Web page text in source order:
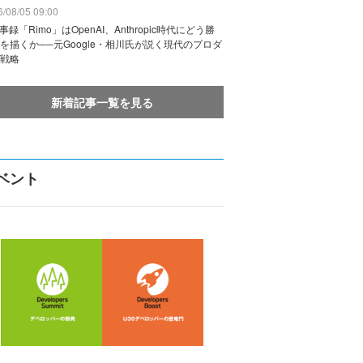
08/05 09:00
録「Rimo」はOpenAI、Anthropic時代にどう勝
描くか──元Google・相川氏が説く現代のプロダ
略
新着記事一覧を見る
ント